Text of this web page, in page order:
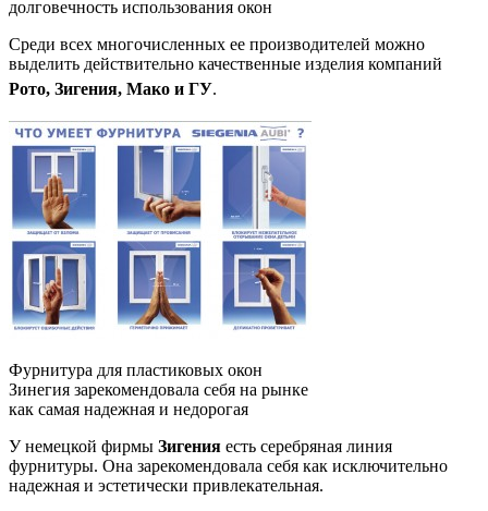
долговечность использования окон
Среди всех многочисленных ее производителей можно
выделить действительно качественные изделия компаний
Рото, Зигения, Мако и ГУ.
Фурнитура для пластиковых окон
Зинегия зарекомендовала себя на рынке
как самая надежная и недорогая
У немецкой фирмы Зигения есть серебряная линия
фурнитуры. Она зарекомендовала себя как исключительно
надежная и эстетически привлекательная.